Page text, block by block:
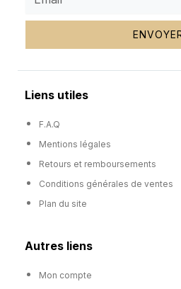
Liens utiles
F.A.Q
Mentions légales
Retours et remboursements
Conditions générales de ventes
Plan du site
Autres liens
Mon compte